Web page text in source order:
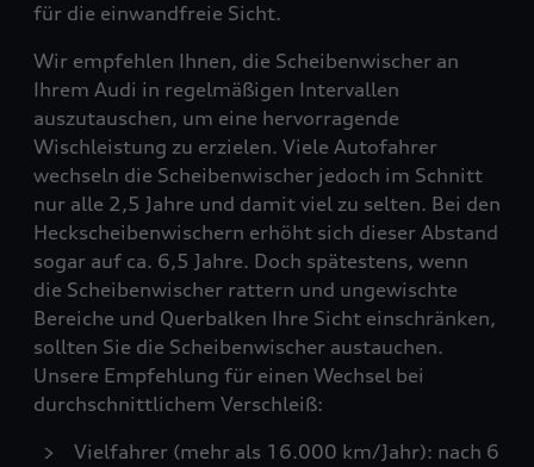
für die einwandfreie Sicht.
Wir empfehlen Ihnen, die Scheibenwischer an
Ihrem Audi in regelmäßigen Intervallen
auszutauschen, um eine hervorragende
Wischleistung zu erzielen. Viele Autofahrer
wechseln die Scheibenwischer jedoch im Schnitt
nur alle 2,5 Jahre und damit viel zu selten. Bei den
Heckscheibenwischern erhöht sich dieser Abstand
sogar auf ca. 6,5 Jahre. Doch spätestens, wenn
die Scheibenwischer rattern und ungewischte
Bereiche und Querbalken Ihre Sicht einschränken,
sollten Sie die Scheibenwischer austauchen.
Unsere Empfehlung für einen Wechsel bei
durchschnittlichem Verschleiß:
Vielfahrer (mehr als 16.000 km/Jahr): nach 6